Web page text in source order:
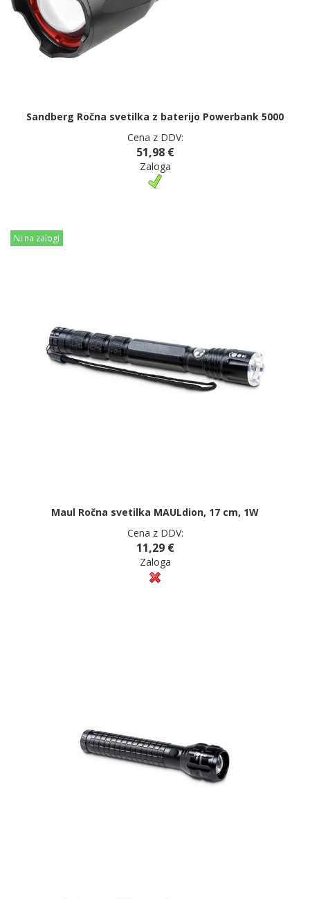
Sandberg Ročna svetilka z baterijo Powerbank 5000
Cena z DDV:
51,98 €
Zaloga
Ni na zalogi
Maul Ročna svetilka MAULdion, 17 cm, 1W
Cena z DDV:
11,29 €
Zaloga